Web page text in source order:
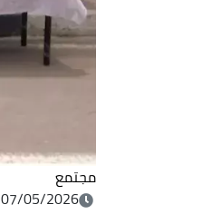
مجتمع
07/05/2026 - 16:54